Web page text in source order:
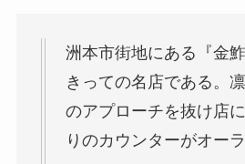
洲本市街地にある『金
きっての名店である。
のアプローチを抜け店
りのカウンターがオーラ